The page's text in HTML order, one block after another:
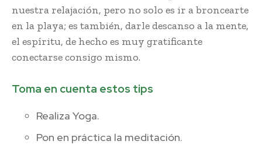
nuestra relajación, pero no solo es ir a broncearte
en la playa; es también, darle descanso a la mente,
el espíritu, de hecho es muy gratificante
conectarse consigo mismo.
Toma en cuenta estos tips
Realiza Yoga.
Pon en práctica la meditación.